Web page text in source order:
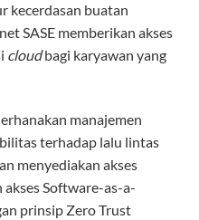
kecerdasan buatan
SASE memberikan akses
cloudbagi karyawan yang
manajemen
terhadap lalu lintas
menyediakan akses
akses Software-as-a-
prinsip Zero Trust